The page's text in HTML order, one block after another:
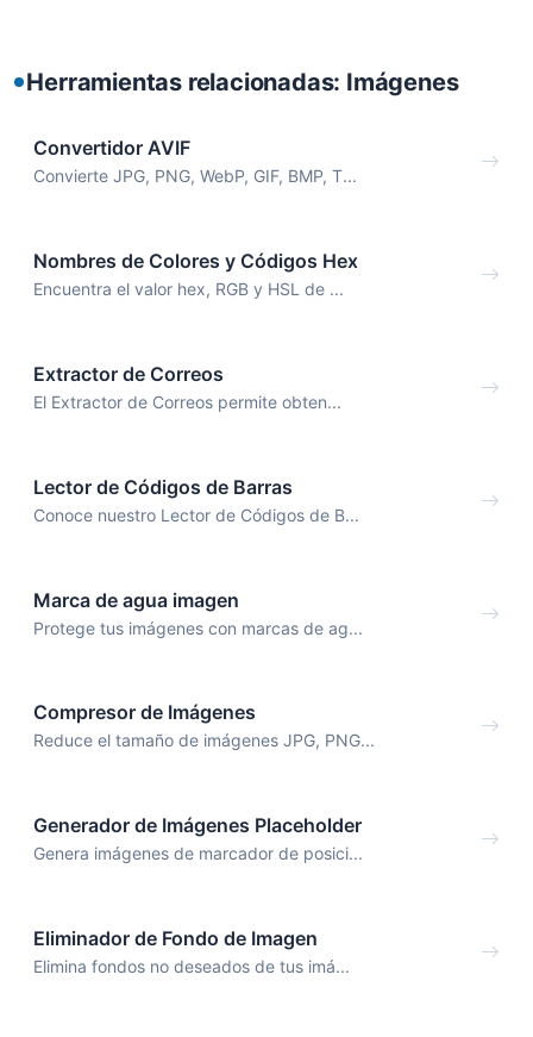
Herramientas relacionadas: Imágenes
Convertidor AVIF
Convierte JPG, PNG, WebP, GIF, BMP, T...
Nombres de Colores y Códigos Hex
Encuentra el valor hex, RGB y HSL de ...
Extractor de Correos
El Extractor de Correos permite obten...
Lector de Códigos de Barras
Conoce nuestro Lector de Códigos de B...
Marca de agua imagen
Protege tus imágenes con marcas de ag...
Compresor de Imágenes
Reduce el tamaño de imágenes JPG, PNG...
Generador de Imágenes Placeholder
Genera imágenes de marcador de posici...
Eliminador de Fondo de Imagen
Elimina fondos no deseados de tus imá...